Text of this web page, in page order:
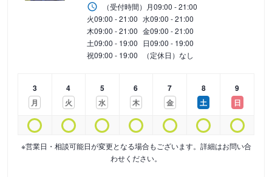
（受付時間） 月09:00 - 21:00
火09:00 - 21:00 水09:00 - 21:00
木09:00 - 21:00 金09:00 - 21:00
土09:00 - 19:00 日09:00 - 19:00
祝09:00 - 19:00 （定休日）なし
3
月
4
火
5
水
6
木
7
金
8
土
9
日
※営業日・相談可能日が変更となる場合もございます。詳細はお問い合
わせください。